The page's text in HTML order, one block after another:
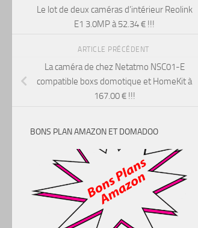
Le lot de deux caméras d’intérieur Reolink
E1 3.0MP à 52.34 € !!!
ARTICLE PRÉCÉDENT
La caméra de chez Netatmo NSC01-E
compatible boxs domotique et HomeKit à
167.00 € !!!
BONS PLAN AMAZON ET DOMADOO